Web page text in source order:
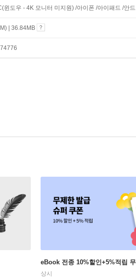
윈도우 - 4K 모니터 미지원) /아이폰 /아이패드 /안
| 36.84MB
eBook 전종 10%할인+5%적립
상시